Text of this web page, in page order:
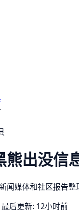
熊出没信
闻媒体和社区报告整
最后更新: 12小时前